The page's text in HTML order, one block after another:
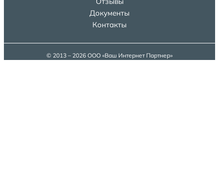
Документы
Контакты
© 2013 – 2026 ООО «Ваш Интернет Партнер»